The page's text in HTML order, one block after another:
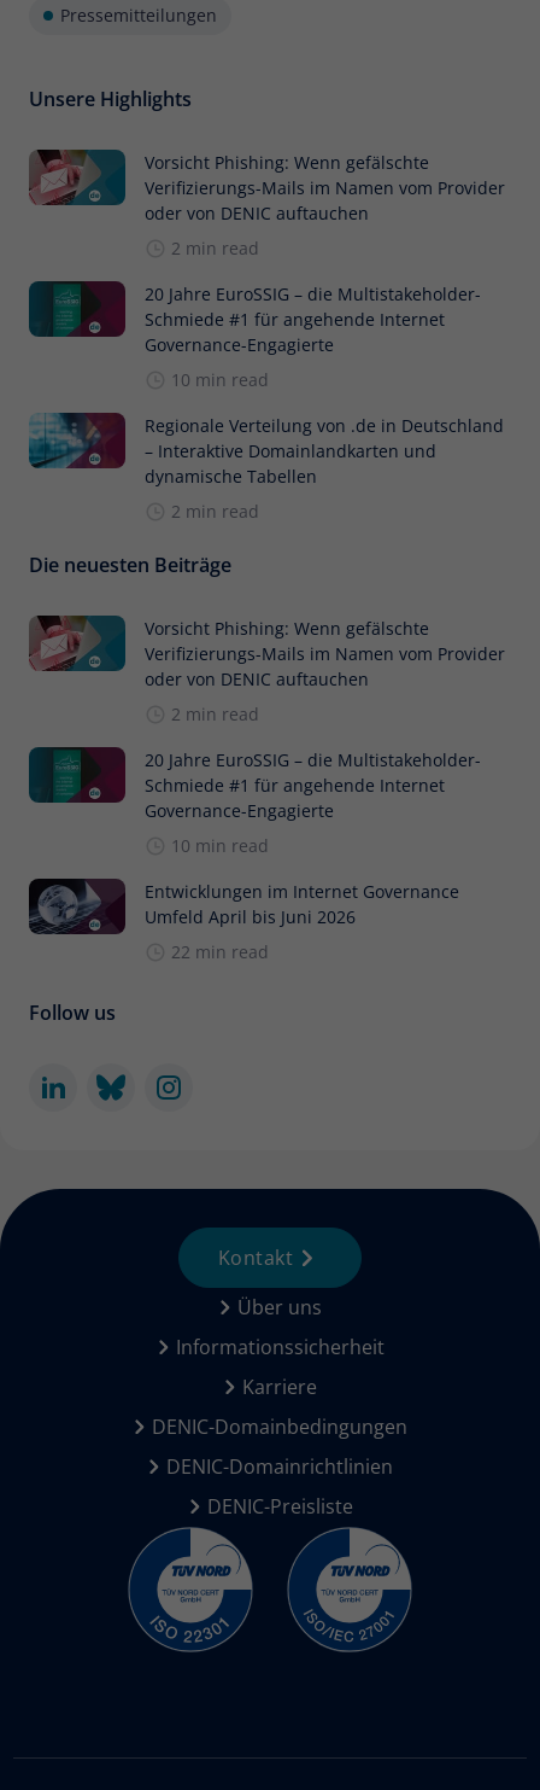
Pressemitteilungen
Unsere Highlights
Vorsicht Phishing: Wenn gefälschte
Verifizierungs-Mails im Namen vom Provider
oder von DENIC auftauchen
2 min read
20 Jahre EuroSSIG – die Multistakeholder-
Schmiede #1 für angehende Internet
Governance-Engagierte
10 min read
Regionale Verteilung von .de in Deutschland
– Interaktive Domainlandkarten und
dynamische Tabellen
2 min read
Die neuesten Beiträge
Vorsicht Phishing: Wenn gefälschte
Verifizierungs-Mails im Namen vom Provider
oder von DENIC auftauchen
2 min read
20 Jahre EuroSSIG – die Multistakeholder-
Schmiede #1 für angehende Internet
Governance-Engagierte
10 min read
Entwicklungen im Internet Governance
Umfeld April bis Juni 2026
22 min read
Follow us
Über uns
Informationssicherheit
Karriere
DENIC-Domainbedingungen
DENIC-Domainrichtlinien
DENIC-Preisliste
Kontakt